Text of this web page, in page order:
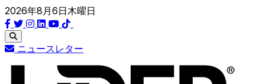
2026年8月6日木曜日
ニュースレター